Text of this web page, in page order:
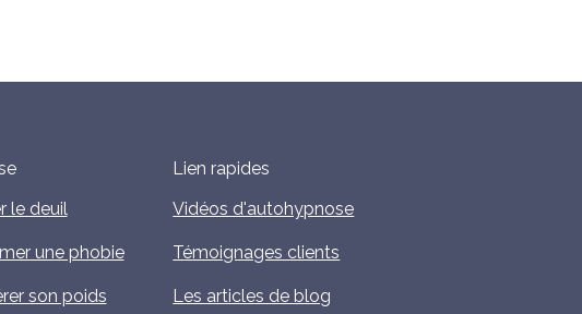
le deuil
une phobie
son poids
Lien rapides
Vidéos d'autohypnose
Témoignages clients
Les articles de blog